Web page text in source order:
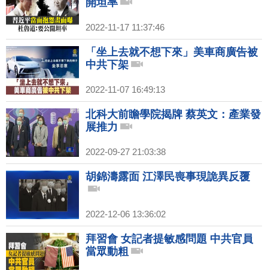
開坦率
2022-11-17 11:37:46
「坐上去就不想下來」美車商廣告被
中共下架
2022-11-07 16:49:13
北科大前瞻學院揭牌 蔡英文：產業發
展推力
2022-09-27 21:03:38
胡錦濤露面 江澤民喪事現詭異反覆
2022-12-06 13:36:02
拜習會 女記者提敏感問題 中共官員
當眾動粗